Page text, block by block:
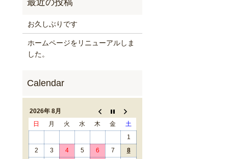
お久しぶりです
ホームページをリニューアルしま
した。
2026年 8月
日
月 火 水 木 金
土
1
2
3 4 5 6 7
8